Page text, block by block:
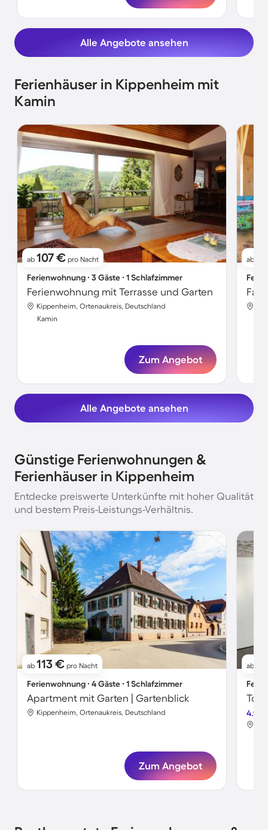
Alle Angebote ansehen
Ferienhäuser in Kippenheim mit
Kamin
ab 107 € pro Nacht
Ferienwohnung ∙ 3 Gäste ∙ 1 Schlafzimmer
Ferienwohnung mit Terrasse und Garten
Kippenheim, Ortenaukreis, Deutschland
Kamin
Zum Angebot
ab
Alle Angebote ansehen
Günstige Ferienwohnungen &
Ferienhäuser in Kippenheim
Entdecke preiswerte Unterkünfte mit hoher Qualität
und bestem Preis-Leistungs-Verhältnis.
ab 113 € pro Nacht
Ferienwohnung ∙ 4 Gäste ∙ 1 Schlafzimmer
Apartment mit Garten | Gartenblick
Kippenheim, Ortenaukreis, Deutschland
Zum Angebot
ab
4.9